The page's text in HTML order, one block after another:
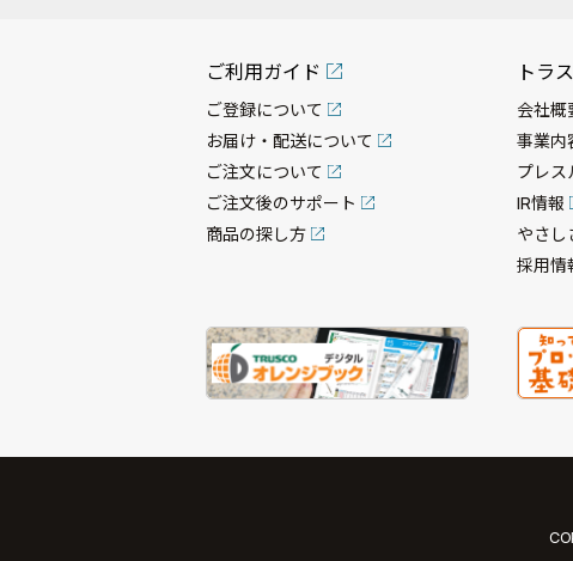
ご利用ガイド
ご登録について
お届け・配送について
ご注文について
ご注文後のサポート
商品の探し方
トラ
会社概
事業内
プレス
IR情報
やさし
採用情